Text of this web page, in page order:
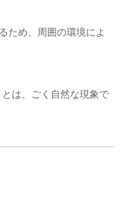
ため、周囲の環境によ
は、ごく自然な現象で